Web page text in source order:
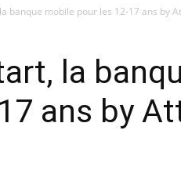
la banque mobile pour les 12-17 ans by
la
ans by